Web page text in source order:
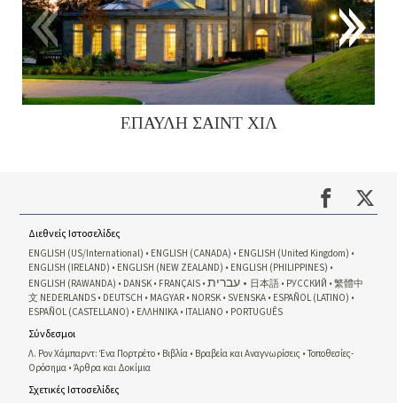
ΕΠΑΥΛΗ ΣΑΙΝΤ ΧΙΛ
Διεθνείς Ιστοσελίδες
ENGLISH (US/International) ENGLISH (CANADA)
ENGLISH (United Kingdom)
ENGLISH (IRELAND)
ENGLISH (NEW ZEALAND)
ENGLISH (PHILIPPINES)
ENGLISH (RAWANDA)
DANSK FRANÇAIS עברית 日本語 РУССКИЙ
繁體中
文 NEDERLANDS DEUTSCH MAGYAR NORSK SVENSKA ESPAÑOL (LATINO)
ESPAÑOL (CASTELLANO)
ΕΛΛΗΝΙΚA ITALIANO PORTUGUÊS
Σύνδεσμοι
Λ. Ρον Χάμπαρντ: Ένα Πορτρέτο Βιβλία Βραβεία και Αναγνωρίσεις
Τοποθεσίες-
Ορόσημα Άρθρα και Δοκίμια
Σχετικές Ιστοσελίδες